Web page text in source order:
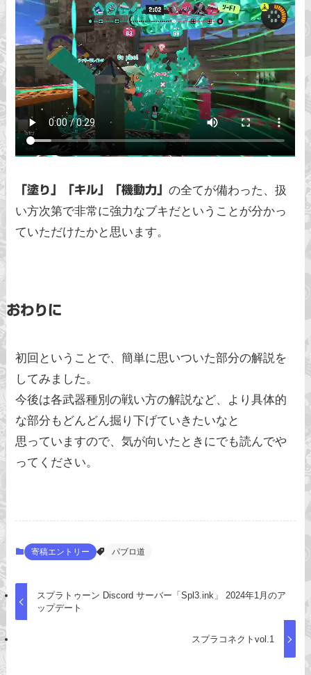
「塗り」「キル」「機動力」の全てが備わった、扱
い方次第で非常に強力なブキだということが分かっ
ていただけたかと思います。
おわりに
初回ということで、簡単に思いついた部分の解説を
してみました。
今後は各武器種別の戦い方の解説など、より具体的
な部分もどんどん掘り下げていきたいなと
思っていますので、気が向いたときにでも読んでや
ってください。
寄稿エントリー パブロ道
スプラトゥーン Discord サーバー「Spl3.ink」 2024年1月のア
ップデート
スプラコネクトvol.1